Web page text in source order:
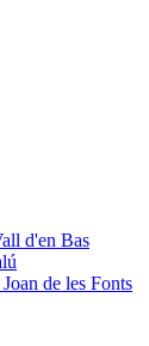
d'en Bas
Joan de les Fonts